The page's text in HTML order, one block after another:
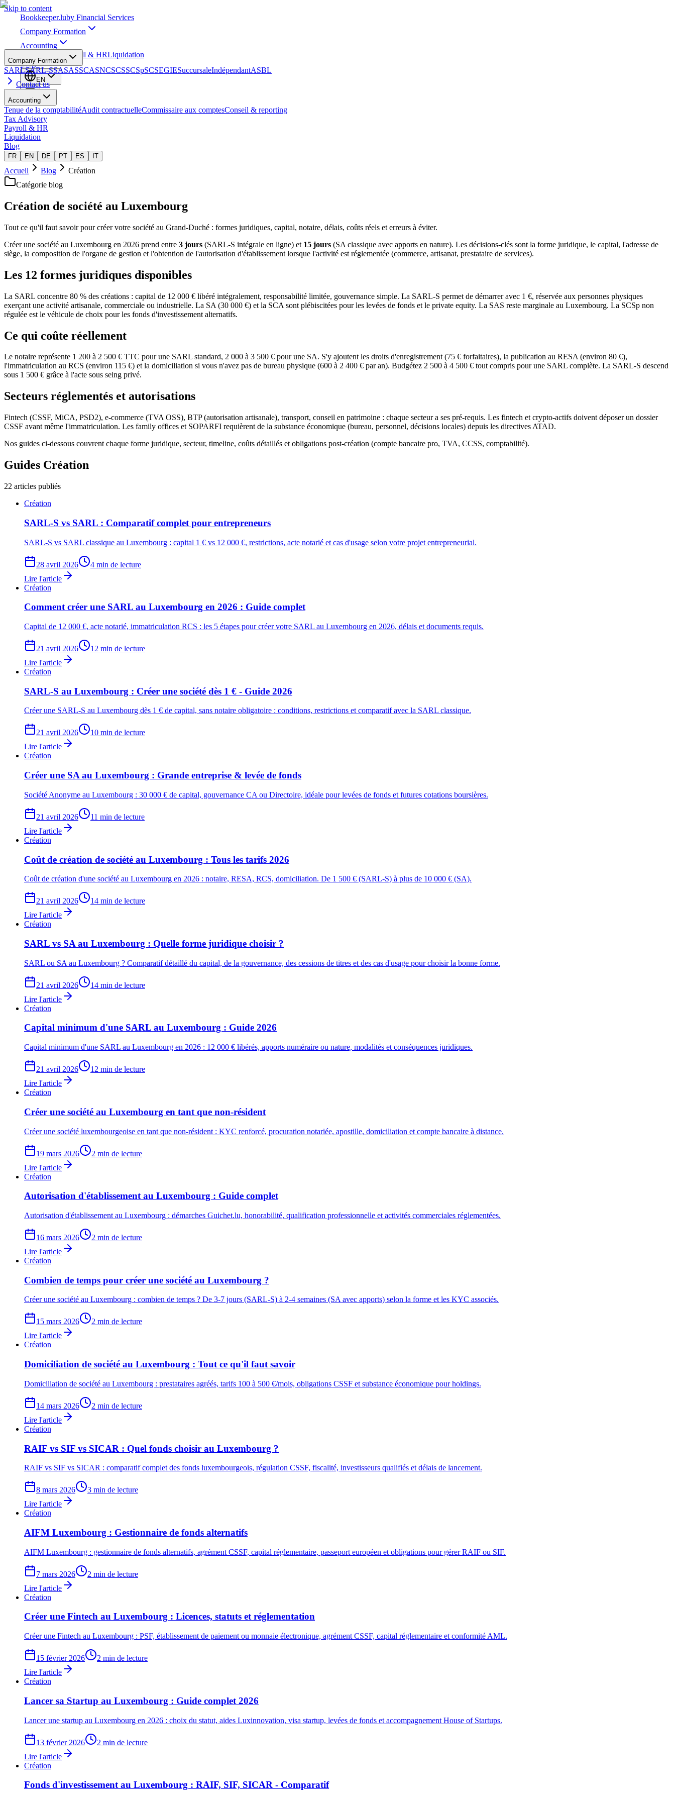
Skip to content
Bookkeeper.luby Financial Services
Company Formation
Accounting
Payroll & HRLiquidation
Blog
EN
Company Formation
SARLSARL-SSASASSCASNCSCSSCSpSCSEGIESuccursaleIndépendantASBL
Contact us
Accounting
Tenue de la comptabilitéAudit contractuelleCommissaire aux comptesConseil & reporting
Tax Advisory
Payroll & HR
Liquidation
Blog
FR EN DE PT ES IT
Accueil Blog
Création
Catégorie blog
Création de société au Luxembourg
Tout ce qu'il faut savoir pour créer votre société au Grand-Duché : formes juridiques, capital, notaire, délais, coûts réels et erreurs à éviter.
Créer une société au Luxembourg en 2026 prend entre 3 jours (SARL-S intégrale en ligne) et 15 jours (SA classique avec apports en nature). Les décisions-clés sont la forme juridique, le capital, l'adresse de
siège, la composition de l'organe de gestion et l'obtention de l'autorisation d'établissement lorsque l'activité est réglementée (commerce, artisanat, prestataire de services).
Les 12 formes juridiques disponibles
La SARL concentre 80 % des créations : capital de 12 000 € libéré intégralement, responsabilité limitée, gouvernance simple. La SARL-S permet de démarrer avec 1 €, réservée aux personnes physiques
exerçant une activité artisanale, commerciale ou industrielle. La SA (30 000 €) et la SCA sont plébiscitées pour les levées de fonds et le private equity. La SAS reste marginale au Luxembourg. La SCSp non
régulée est le véhicule de choix pour les fonds d'investissement alternatifs.
Ce qui coûte réellement
Le notaire représente 1 200 à 2 500 € TTC pour une SARL standard, 2 000 à 3 500 € pour une SA. S'y ajoutent les droits d'enregistrement (75 € forfaitaires), la publication au RESA (environ 80 €),
l'immatriculation au RCS (environ 115 €) et la domiciliation si vous n'avez pas de bureau physique (600 à 2 400 € par an). Budgétez 2 500 à 4 500 € tout compris pour une SARL complète. La SARL-S descend
sous 1 500 € grâce à l'acte sous seing privé.
Secteurs réglementés et autorisations
Fintech (CSSF, MiCA, PSD2), e-commerce (TVA OSS), BTP (autorisation artisanale), transport, conseil en patrimoine : chaque secteur a ses pré-requis. Les fintech et crypto-actifs doivent déposer un dossier
CSSF avant même l'immatriculation. Les family offices et SOPARFI requièrent de la substance économique (bureau, personnel, décisions locales) depuis les directives ATAD.
Nos guides ci-dessous couvrent chaque forme juridique, secteur, timeline, coûts détaillés et obligations post-création (compte bancaire pro, TVA, CCSS, comptabilité).
Guides Création
22 articles publiés
Création
SARL-S vs SARL : Comparatif complet pour entrepreneurs
SARL-S vs SARL classique au Luxembourg : capital 1 € vs 12 000 €, restrictions, acte notarié et cas d'usage selon votre projet entrepreneurial.
28 avril 2026
4 min de lecture
Lire l'article
Création
Comment créer une SARL au Luxembourg en 2026 : Guide complet
Capital de 12 000 €, acte notarié, immatriculation RCS : les 5 étapes pour créer votre SARL au Luxembourg en 2026, délais et documents requis.
21 avril 2026
12 min de lecture
Lire l'article
Création
SARL-S au Luxembourg : Créer une société dès 1 € - Guide 2026
Créer une SARL-S au Luxembourg dès 1 € de capital, sans notaire obligatoire : conditions, restrictions et comparatif avec la SARL classique.
21 avril 2026
10 min de lecture
Lire l'article
Création
Créer une SA au Luxembourg : Grande entreprise & levée de fonds
Société Anonyme au Luxembourg : 30 000 € de capital, gouvernance CA ou Directoire, idéale pour levées de fonds et futures cotations boursières.
21 avril 2026
11 min de lecture
Lire l'article
Création
Coût de création de société au Luxembourg : Tous les tarifs 2026
Coût de création d'une société au Luxembourg en 2026 : notaire, RESA, RCS, domiciliation. De 1 500 € (SARL-S) à plus de 10 000 € (SA).
21 avril 2026
14 min de lecture
Lire l'article
Création
SARL vs SA au Luxembourg : Quelle forme juridique choisir ?
SARL ou SA au Luxembourg ? Comparatif détaillé du capital, de la gouvernance, des cessions de titres et des cas d'usage pour choisir la bonne forme.
21 avril 2026
14 min de lecture
Lire l'article
Création
Capital minimum d'une SARL au Luxembourg : Guide 2026
Capital minimum d'une SARL au Luxembourg en 2026 : 12 000 € libérés, apports numéraire ou nature, modalités et conséquences juridiques.
21 avril 2026
12 min de lecture
Lire l'article
Création
Créer une société au Luxembourg en tant que non-résident
Créer une société luxembourgeoise en tant que non-résident : KYC renforcé, procuration notariée, apostille, domiciliation et compte bancaire à distance.
19 mars 2026
2 min de lecture
Lire l'article
Création
Autorisation d'établissement au Luxembourg : Guide complet
Autorisation d'établissement au Luxembourg : démarches Guichet.lu, honorabilité, qualification professionnelle et activités commerciales réglementées.
16 mars 2026
2 min de lecture
Lire l'article
Création
Combien de temps pour créer une société au Luxembourg ?
Créer une société au Luxembourg : combien de temps ? De 3-7 jours (SARL-S) à 2-4 semaines (SA avec apports) selon la forme et les KYC associés.
15 mars 2026
2 min de lecture
Lire l'article
Création
Domiciliation de société au Luxembourg : Tout ce qu'il faut savoir
Domiciliation de société au Luxembourg : prestataires agréés, tarifs 100 à 500 €/mois, obligations CSSF et substance économique pour holdings.
14 mars 2026
2 min de lecture
Lire l'article
Création
RAIF vs SIF vs SICAR : Quel fonds choisir au Luxembourg ?
RAIF vs SIF vs SICAR : comparatif complet des fonds luxembourgeois, régulation CSSF, fiscalité, investisseurs qualifiés et délais de lancement.
8 mars 2026
3 min de lecture
Lire l'article
Création
AIFM Luxembourg : Gestionnaire de fonds alternatifs
AIFM Luxembourg : gestionnaire de fonds alternatifs, agrément CSSF, capital réglementaire, passeport européen et obligations pour gérer RAIF ou SIF.
7 mars 2026
2 min de lecture
Lire l'article
Création
Créer une Fintech au Luxembourg : Licences, statuts et réglementation
Créer une Fintech au Luxembourg : PSF, établissement de paiement ou monnaie électronique, agrément CSSF, capital réglementaire et conformité AML.
15 février 2026
2 min de lecture
Lire l'article
Création
Lancer sa Startup au Luxembourg : Guide complet 2026
Lancer une startup au Luxembourg en 2026 : choix du statut, aides Luxinnovation, visa startup, levées de fonds et accompagnement House of Startups.
13 février 2026
2 min de lecture
Lire l'article
Création
Fonds d'investissement au Luxembourg : RAIF, SIF, SICAR - Comparatif